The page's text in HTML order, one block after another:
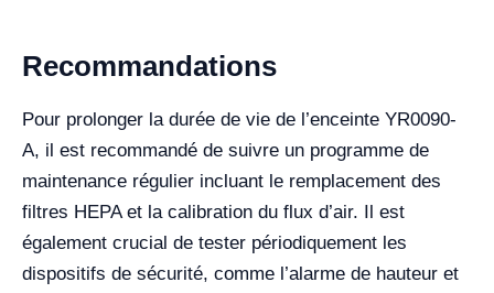
Recommandations
Pour prolonger la durée de vie de l’enceinte YR0090-
A, il est recommandé de suivre un programme de
maintenance régulier incluant le remplacement des
filtres HEPA et la calibration du flux d’air. Il est
également crucial de tester périodiquement les
dispositifs de sécurité, comme l’alarme de hauteur et